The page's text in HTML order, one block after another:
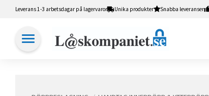
Leverans 1-3 arbetsdagar på lagervaror Unika produkter Snabba leveranser